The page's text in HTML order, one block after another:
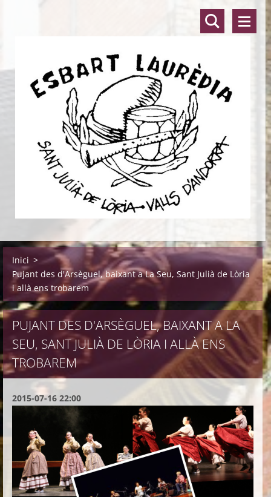
Inici >
Pujant des d'Arsèguel, baixant a La Seu, Sant Julià de Lòria
i allà ens trobarem
PUJANT DES D'ARSÈGUEL, BAIXANT A LA
SEU, SANT JULIÀ DE LÒRIA I ALLÀ ENS
TROBAREM
2015-07-16 22:00